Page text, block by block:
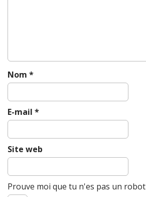
Nom *
E-mail *
Site web
Prouve moi que tu n'es pas un robot